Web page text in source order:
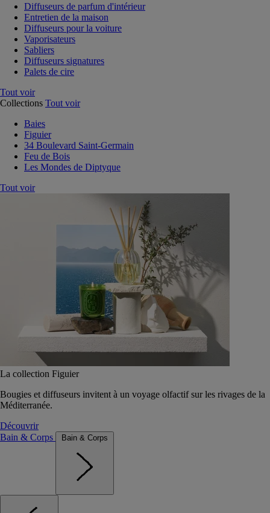
Diffuseurs de parfum d'intérieur
Entretien de la maison
Diffuseurs pour la voiture
Vaporisateurs
Sabliers
Diffuseurs signatures
Palets de cire
Tout voir
Collections Tout voir
Baies
Figuier
34 Boulevard Saint-Germain
Feu de Bois
Les Mondes de Diptyque
Tout voir
La collection Figuier
Bougies et diffuseurs invitent à un voyage olfactif sur les rivages de la
Méditerranée.
Découvrir
Bain & Corps
Bain & Corps